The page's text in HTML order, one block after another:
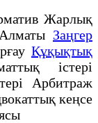
Жарлық
Заңгер
Құқықтық
істері
Арбитраж
кеңсе